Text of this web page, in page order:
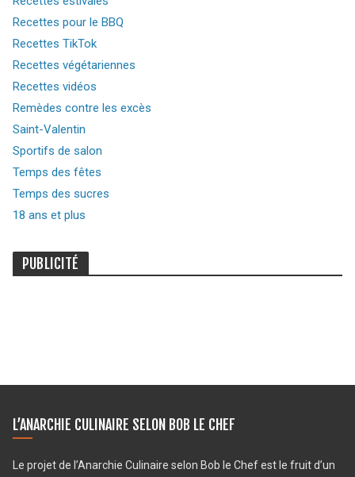
Recettes pour le BBQ
Recettes TikTok
Recettes végétariennes
Recettes vidéos
Remèdes contre les excès
Saint-Valentin
Sportifs de salon
Temps des fêtes
Temps des sucres
18 ans et plus
PUBLICITÉ
L’ANARCHIE CULINAIRE SELON BOB LE CHEF
Le projet de l’Anarchie Culinaire selon Bob le Chef est le fruit d’un